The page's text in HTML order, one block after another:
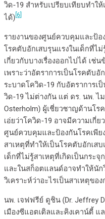
วิด-19 สำหรับเปรียบเทียบทำใ
ได้) [6]
รายงานของศูนย์ควบคุมและป้อ
โรคตับอักเสบรุนแรงในเด็กที่ไ
เกี่ยวกับบางเรื่องออกไปได้ เช่
เพราะว่าอัตราการเป็นโรคตับอั
ระบาดโควิด-19 กับอัตราการเ
วิด-19 ไม่ต่างกัน แต่ ดร. นพ. ไม
Osterholm) ผู้เชี่ยวชาญด้านโ
เอ่ยว่าโควิด-19 อาจมีความเกี่
ศูนย์ควบคุมและป้องกันโรคเพีย
สาเหตุที่ทำให้เป็นโรคตับอักเส
เด็กที่ไม่รู้สาเหตุที่เกิดเป็นกระจุ
และในสก็อตแลนด์อาจทำให้นั
วิเคราะห์ว่าอะไรเป็นสาเหตุขอ
นพ. เจฟฟรีย์ ดูชิน (Dr. Jeffrey
เมืองซีแอตเติลและคิงเคาน์ตี้